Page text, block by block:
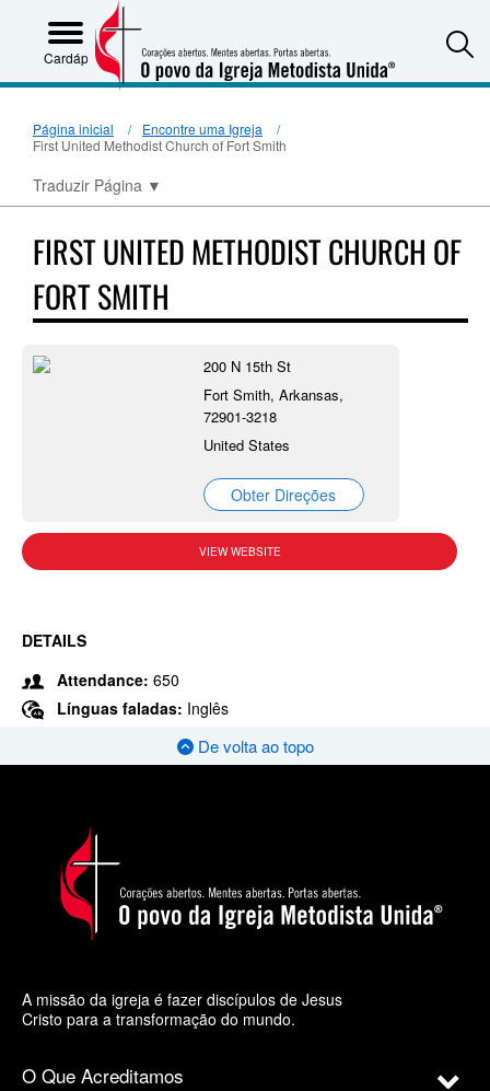
Cardápio
Página inicial
Encontre uma Igreja
First United Methodist Church of Fort Smith
Traduzir Página ▼
FIRST UNITED METHODIST CHURCH OF
FORT SMITH
200 N 15th St
Fort Smith, Arkansas,
72901-3218
United States
Obter Direções
VIEW WEBSITE
DETAILS
Attendance: 650
Línguas faladas: Inglês
De volta ao topo
A missão da igreja é fazer discípulos de Jesus
Cristo para a transformação do mundo.
O Que Acreditamos